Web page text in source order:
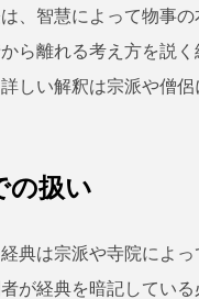
、智慧によって物事の
ら離れる考え方を説く
しい解釈は宗派や僧侶
の扱い
典は宗派や寺院によっ
が経典を暗記している